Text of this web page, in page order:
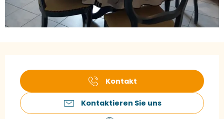
Kontakt
Kontaktieren Sie uns